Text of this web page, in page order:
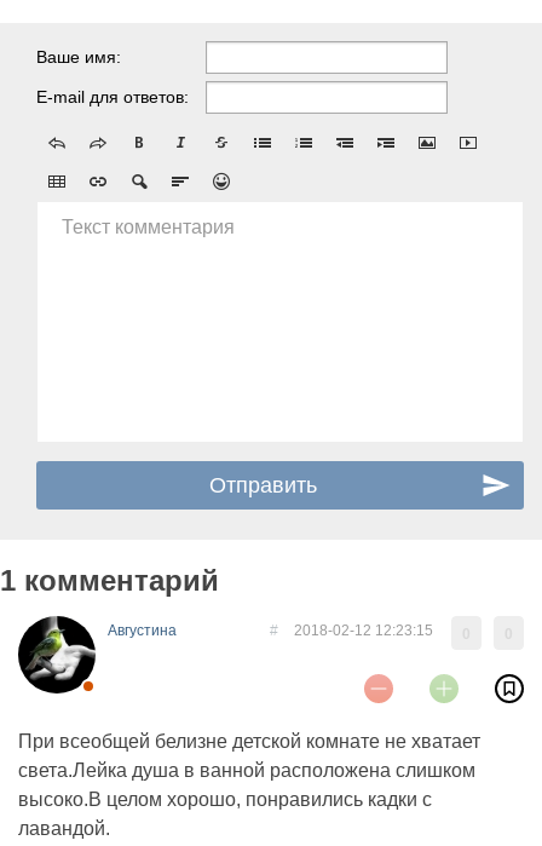
Ваше имя:
E-mail для ответов:
Текст комментария
1 комментарий
Августина 2018-02-12 12:23:15
#
При всеобщей белизне детской комнате не хватает
света.Лейка душа в ванной расположена слишком
высоко.В целом хорошо, понравились кадки с
лавандой.